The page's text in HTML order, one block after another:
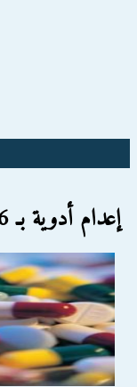
إعدام أدوية بـ 6 ملايين جنيه لمنعها من الأسواق